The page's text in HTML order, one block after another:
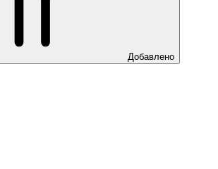
Добавлено